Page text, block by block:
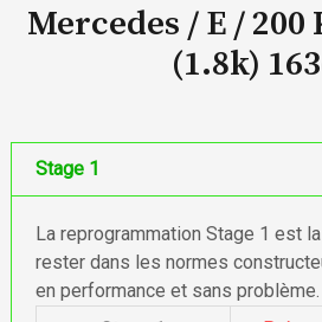
Mercedes / E /200
(1.8k)
Stage 1
La reprogrammation Stage 1 est
rester dans les normes
en performance et sans problème.